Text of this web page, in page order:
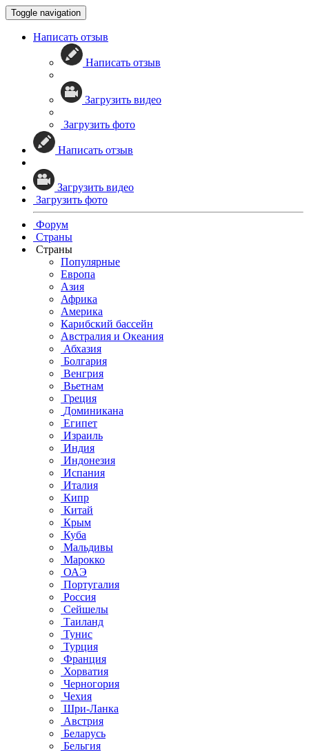
Toggle navigation
Написать отзыв
Написать отзыв
Загрузить видео
Загрузить фото
Написать отзыв
Загрузить видео
Загрузить фото
Форум
Страны
Страны
Популярные
Европа
Азия
Африка
Америка
Карибский бассейн
Австралия и Океания
Абхазия
Болгария
Венгрия
Вьетнам
Греция
Доминикана
Египет
Израиль
Индия
Индонезия
Испания
Италия
Кипр
Китай
Крым
Куба
Мальдивы
Марокко
ОАЭ
Португалия
Россия
Сейшелы
Таиланд
Тунис
Турция
Франция
Хорватия
Черногория
Чехия
Шри-Ланка
Австрия
Беларусь
Бельгия